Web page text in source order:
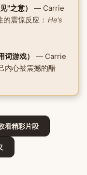
"之意）
— Carrie
震惊反应： He's
游戏）
— Carrie
内心被震撼的醋
看精彩片段